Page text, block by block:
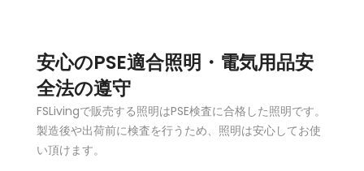
安心のPSE適合照明・電気用品安
全法の遵守
FSLivingで販売する照明はPSE検査に合格した照明です。
製造後や出荷前に検査を行うため、照明は安心してお使
い頂けます。